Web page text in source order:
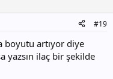
#19
boyutu artıyor diye
yazsın ilaç bir şekilde